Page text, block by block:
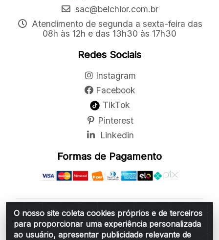
O nosso site coleta cookies próprios e de terceiros
para proporcionar uma experiência personalizada
ao usuário, apresentar publicidade relevante de
sac@belchior.com.br
Atendimento de segunda a sexta-feira das
08h às 12h e das 13h30 às 17h30
Redes Sociais
Instagram
Facebook
TikTok
Pinterest
Linkedin
Formas de Pagamento
Belchior Cortinas e Acessórios LTDA - R: Rua
Vereador Sérgio Leopoldino Alves, 876 - Santa
Bárbara d'Oeste/SP - CEP 13.456-166 - CNPJ